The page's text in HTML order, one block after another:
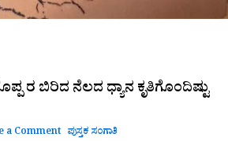
ರ ಬಿರಿದ ನೆಲದ ಧ್ಯಾನ ಕೃತಿಗೊಂದಿಷ್ಟು
a Comment ಪುಸ್ತಕ ಸಂಗಾತಿ